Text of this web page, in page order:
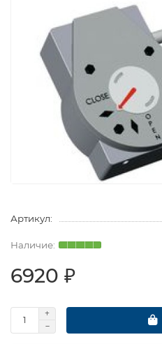
Артикул:
6920 ₽